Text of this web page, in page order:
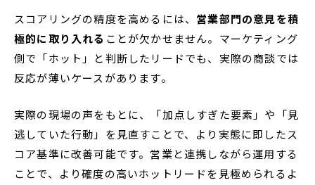
スコアリングの精度を高めるには、 営業部門の意見を積
極的に取り入れる ことが欠かせません。マーケティング
側で「ホット」と判断したリードでも、実際の商談では
反応が薄いケースがあります。
実際の現場の声をもとに、「加点しすぎた要素」や「見
逃していた行動」を見直すことで、より実態に即したス
コア基準に改善可能です。営業と連携しながら運用する
ことで、より確度の高いホットリードを見極められるよ